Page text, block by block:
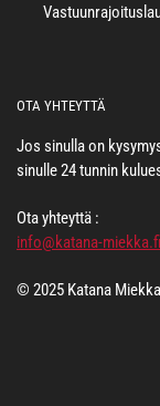
OTA YHTEYTTÄ
Jos sinulla on
sinulle 24 tunnin
Ota yhteyttä :
info@katana-miekka.fi
© 2025 Katana Miekka